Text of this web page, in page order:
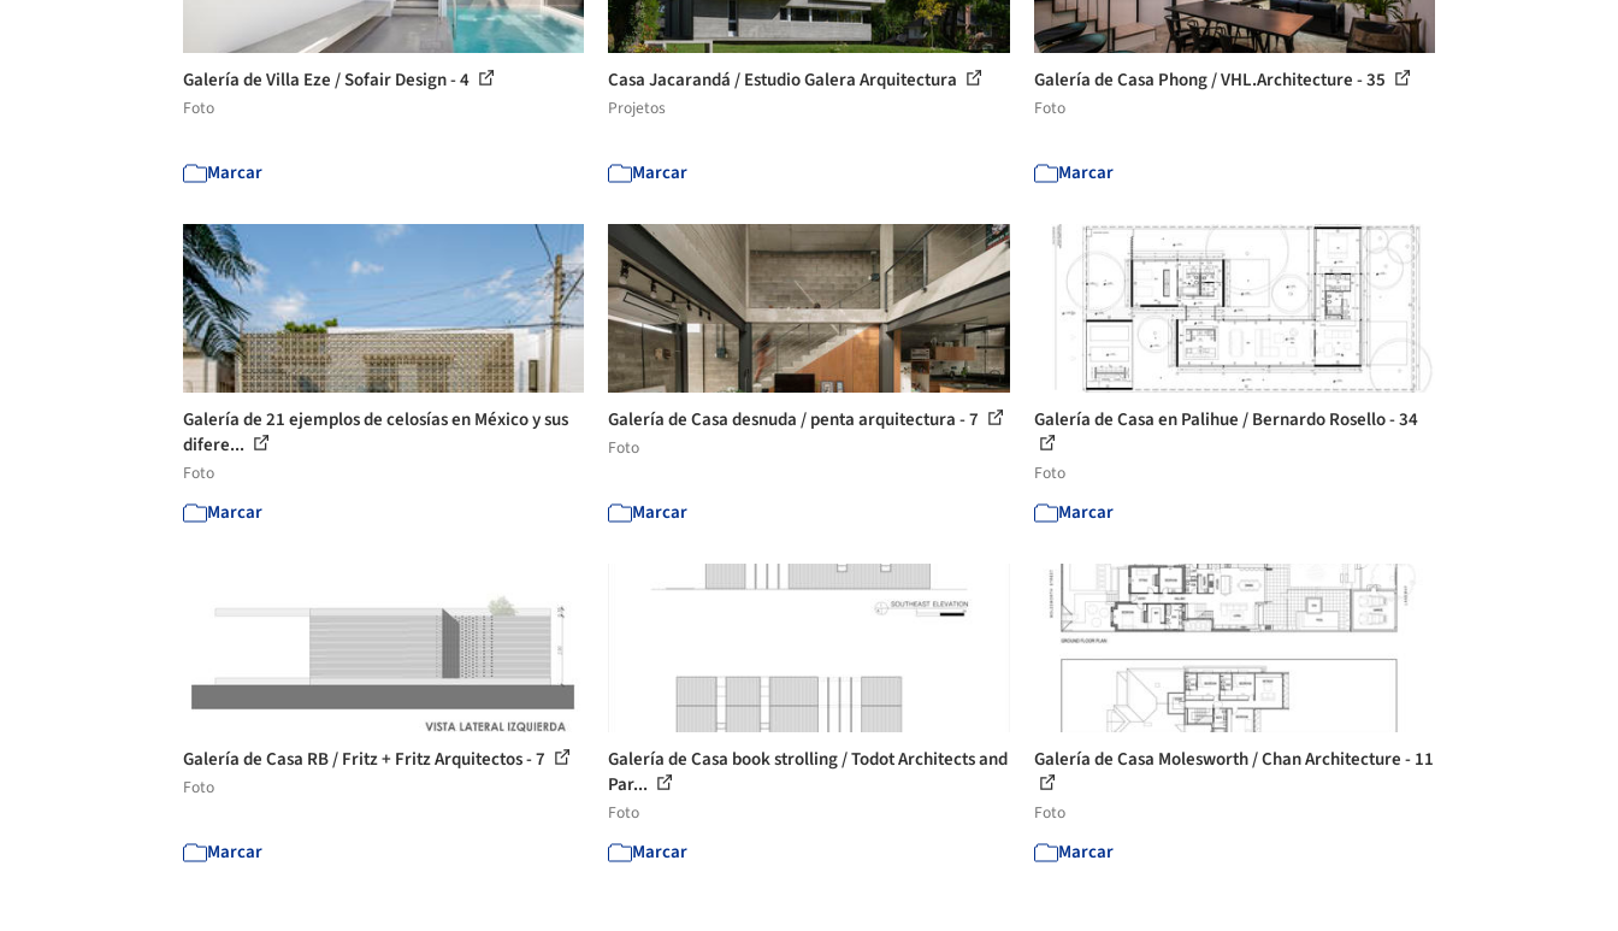
Galería de Villa Eze / Sofair Design - 4
Foto
Marcar
Casa Jacarandá / Estudio Galera Arquitectura
Projetos
Marcar
Galería de Casa Phong / VHL.Architecture - 35
Foto
Marcar
Galería de 21 ejemplos de celosías en México y sus
difere...
Foto
Marcar
Galería de Casa desnuda / penta arquitectura - 7
Foto
Marcar
Galería de Casa en Palihue / Bernardo Rosello - 34
Foto
Marcar
Galería de Casa RB / Fritz + Fritz Arquitectos - 7
Foto
Marcar
Galería de Casa book strolling / Todot Architects and
Par...
Foto
Marcar
Galería de Casa Molesworth / Chan Architecture - 11
Foto
Marcar